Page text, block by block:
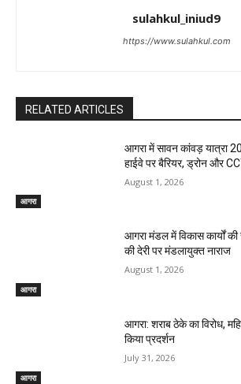
sulahkul_iniud9
https://www.sulahkul.com
RELATED ARTICLES
आगरा
आगरा में सावन कांवड़ यात्रा
हाईवे पर बैरियर, ड्रोन और
August 1, 2026
आगरा
आगरा मंडल में विकास कार्यों की
की देरी पर मंडलायुक्त नाराज
August 1, 2026
आगरा
आगरा: शराब ठेके का विरोध,
किया प्रदर्शन
July 31, 2026